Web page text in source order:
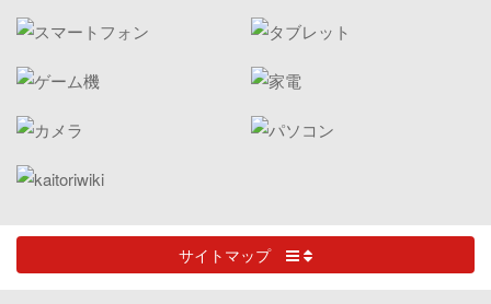
サイトマップ